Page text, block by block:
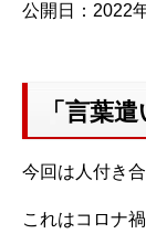
公開日：2022
「言葉
今回は人付き
これはコロナ